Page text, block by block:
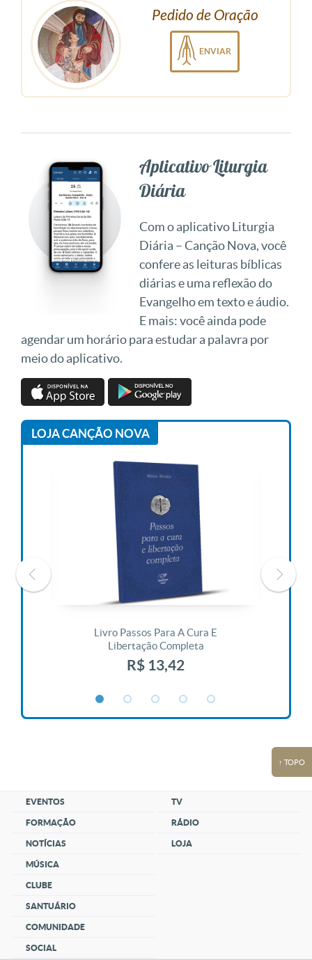
Pedido de Oração
ENVIAR
Aplicativo Liturgia
Diária
Com o aplicativo Liturgia
Diária – Canção Nova, você
confere as leituras bíblicas
diárias e uma reflexão do
Evangelho em texto e áudio.
E mais: você ainda pode
agendar um horário para estudar a palavra por
meio do aplicativo.
LOJA CANÇÃO NOVA
Livro Passos Para A Cura E
Libertação Completa
R$ 13,42
↑ TOPO
EVENTOS
FORMAÇÃO
NOTÍCIAS
MÚSICA
CLUBE
SANTUÁRIO
COMUNIDADE
SOCIAL
TV
RÁDIO
LOJA